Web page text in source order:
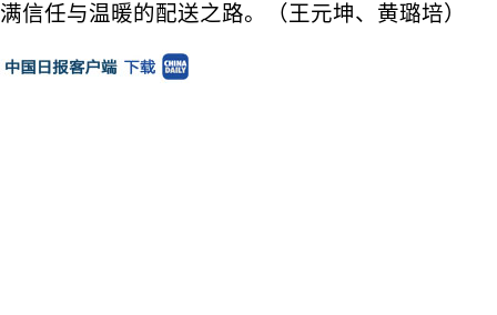
满信任与温暖的配送之路。（王元坤、黄璐培）